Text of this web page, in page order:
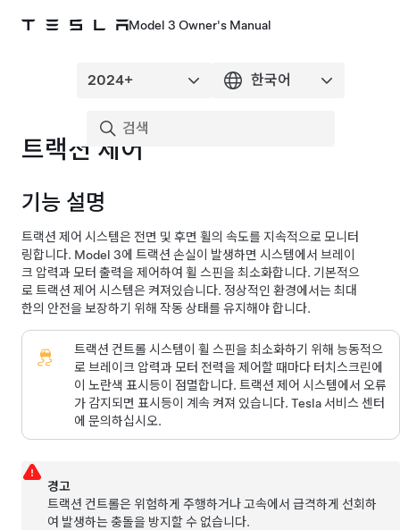
Model 3 Owner's Manual
트랙션 제어
기능 설명
트랙션 제어 시스템은 전면 및 후면 휠의 속도를 지속적으로 모니터
링합니다. Model 3에 트랙션 손실이 발생하면 시스템에서 브레이
크 압력과 모터 출력을 제어하여 휠 스핀을 최소화합니다. 기본적으
로 트랙션 제어 시스템은 켜져있습니다. 정상적인 환경에서는 최대
한의 안전을 보장하기 위해 작동 상태를 유지해야 합니다.
트랙션 컨트롤 시스템이 휠 스핀을 최소화하기 위해 능동적으
로 브레이크 압력과 모터 전력을 제어할 때마다 터치스크린에
이 노란색 표시등이 점멸합니다. 트랙션 제어 시스템에서 오류
가 감지되면 표시등이 계속 켜져 있습니다. Tesla 서비스 센터
에 문의하십시오.
경고
트랙션 컨트롤은 위험하게 주행하거나 고속에서 급격하게 선회하
여 발생하는 충돌을 방지할 수 없습니다.